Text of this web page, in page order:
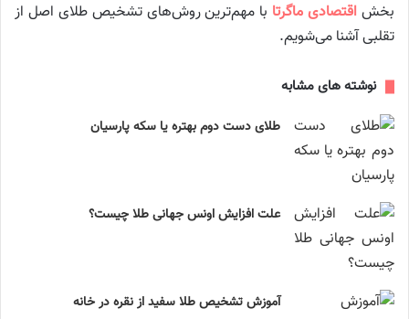
بخش اقتصادی ماگرتا با مهم‌ترین روش‌های تشخیص طلای اصل از
تقلبی آشنا می‌شویم.
نوشته های مشابه
طلای دست دوم بهتره یا سکه پارسیان
علت افزایش اونس جهانی طلا چیست؟
آموزش تشخیص طلا سفید از نقره در خانه